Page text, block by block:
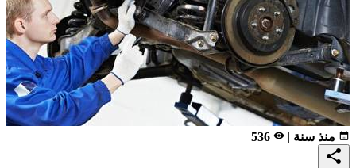
calendar_month منذ سنة |
remove_red_eye
share